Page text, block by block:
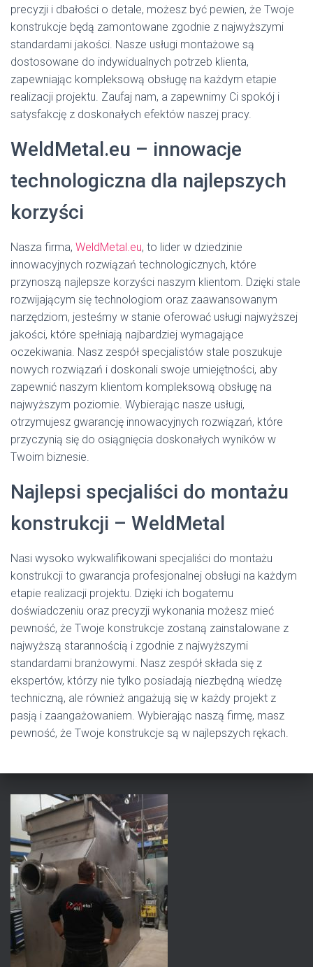
precyzji i dbałości o detale, możesz być pewien, że Twoje
konstrukcje będą zamontowane zgodnie z najwyższymi
standardami jakości. Nasze usługi montażowe są
dostosowane do indywidualnych potrzeb klienta,
zapewniając kompleksową obsługę na każdym etapie
realizacji projektu. Zaufaj nam, a zapewnimy Ci spokój i
satysfakcję z doskonałych efektów naszej pracy.
WeldMetal.eu – innowacje
technologiczna dla najlepszych
korzyści
Nasza firma, WeldMetal.eu, to lider w dziedzinie
innowacyjnych rozwiązań technologicznych, które
przynoszą najlepsze korzyści naszym klientom. Dzięki stale
rozwijającym się technologiom oraz zaawansowanym
narzędziom, jesteśmy w stanie oferować usługi najwyższej
jakości, które spełniają najbardziej wymagające
oczekiwania. Nasz zespół specjalistów stale poszukuje
nowych rozwiązań i doskonali swoje umiejętności, aby
zapewnić naszym klientom kompleksową obsługę na
najwyższym poziomie. Wybierając nasze usługi,
otrzymujesz gwarancję innowacyjnych rozwiązań, które
przyczynią się do osiągnięcia doskonałych wyników w
Twoim biznesie.
Najlepsi specjaliści do montażu
konstrukcji – WeldMetal
Nasi wysoko wykwalifikowani specjaliści do montażu
konstrukcji to gwarancja profesjonalnej obsługi na każdym
etapie realizacji projektu. Dzięki ich bogatemu
doświadczeniu oraz precyzji wykonania możesz mieć
pewność, że Twoje konstrukcje zostaną zainstalowane z
najwyższą starannością i zgodnie z najwyższymi
standardami branżowymi. Nasz zespół składa się z
ekspertów, którzy nie tylko posiadają niezbędną wiedzę
techniczną, ale również angażują się w każdy projekt z
pasją i zaangażowaniem. Wybierając naszą firmę, masz
pewność, że Twoje konstrukcje są w najlepszych rękach.